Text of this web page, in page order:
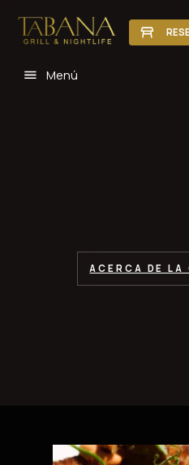
Menú
ACERCA DE LA